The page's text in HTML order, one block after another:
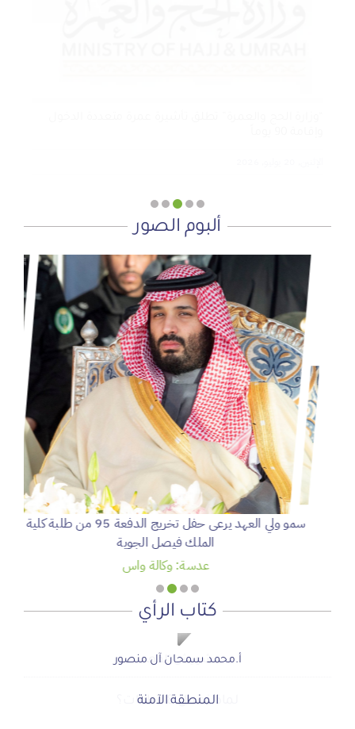
ألبوم الصور
سمو ولي العهد يرعى حفل تخريج الدفعة 95 من طلبة كلية
الملك فيصل الجوية
عدسة: وكالة واس
كتاب الرأي
صحيفة المشهد الإخبارية
أجتاحني الخريف .. و أعادني الربيع
شويش الفهد
لماذا نعمل 8 ساعات؟
أ.محمد سمحان آل منصور
المنطقة الآمنة
صحيفة المشهد الإخبارية
الحوار الصامت بين الروح والأرض
شويش الفهد
دعوة للاحتفال بمنجزات الرؤية